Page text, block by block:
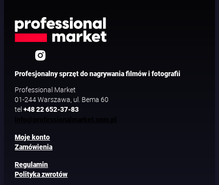
Profesjonalny sprzęt do nagrywania filmów i fotografii
Professional Market
01-244 Warszawa, ul. Bema 60
tel+48 22 652-37-83
Moje konto
Zamówienia
Regulamin
Polityka zwrotów